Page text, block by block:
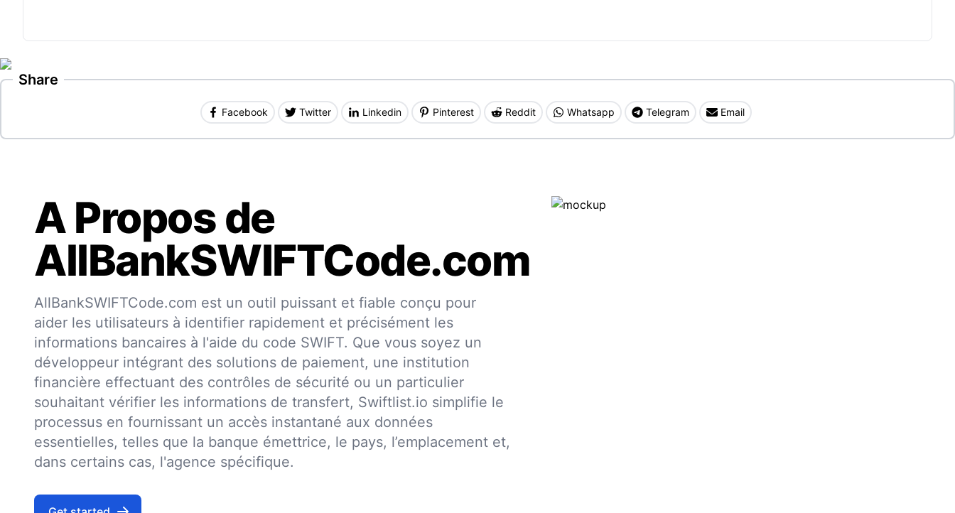
Share
Facebook Twitter Linkedin Pinterest Reddit Whatsapp Telegram Email
A Propos de
AllBankSWIFTCode.com
AllBankSWIFTCode.com est un outil puissant et fiable conçu pour
aider les utilisateurs à identifier rapidement et précisément les
informations bancaires à l'aide du code SWIFT. Que vous soyez un
développeur intégrant des solutions de paiement, une institution
financière effectuant des contrôles de sécurité ou un particulier
souhaitant vérifier les informations de transfert, Swiftlist.io simplifie le
processus en fournissant un accès instantané aux données
essentielles, telles que la banque émettrice, le pays, l’emplacement et,
dans certains cas, l'agence spécifique.